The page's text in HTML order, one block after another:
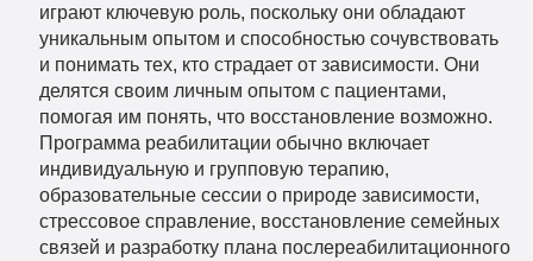
играют ключевую роль, поскольку они обладают
уникальным опытом и способностью сочувствовать
и понимать тех, кто страдает от зависимости. Они
делятся своим личным опытом с пациентами,
помогая им понять, что восстановление возможно.
Программа реабилитации обычно включает
индивидуальную и групповую терапию,
образовательные сессии о природе зависимости,
стрессовое справление, восстановление семейных
связей и разработку плана послереабилитационного